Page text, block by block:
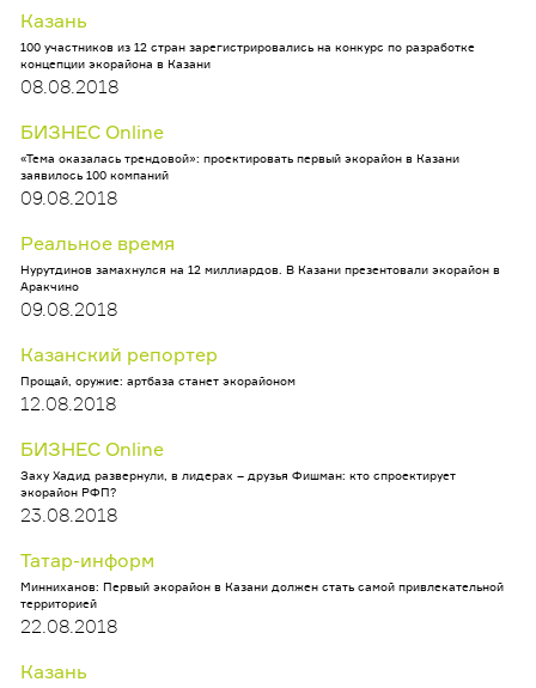
Казань
100 участников из 12 стран зарегистрировались на конкурс по разработке
концепции экорайона в Казани
08.08.2018
БИЗНЕС Online
«Тема оказалась трендовой»: проектировать первый экорайон в Казани
заявилось 100 компаний
09.08.2018
Реальное время
Нурутдинов замахнулся на 12 миллиардов. В Казани презентовали экорайон в
Аракчино
09.08.2018
Казанский репортер
Прощай, оружие: артбаза станет экорайоном
12.08.2018
БИЗНЕС Online
Заху Хадид развернули, в лидерах – друзья Фишман: кто спроектирует
экорайон РФП?
23.08.2018
Татар-информ
Минниханов: Первый экорайон в Казани должен стать самой привлекательной
территорией
22.08.2018
Казань